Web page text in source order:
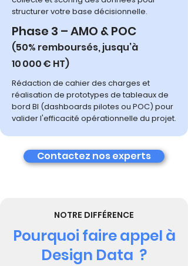
structurer votre base décisionnelle.
Phase 3 – AMO & POC
(50% remboursés, jusqu’à
10 000 € HT)
Rédaction de cahier des charges et
réalisation de prototypes de tableaux de
bord BI (dashboards pilotes ou POC) pour
valider l'efficacité opérationnelle du projet.
Contactez nos experts
NOTRE DIFFÉRENCE
Pourquoi faire appel à
Design Data ?